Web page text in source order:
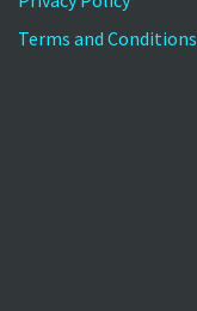
Terms and Conditions